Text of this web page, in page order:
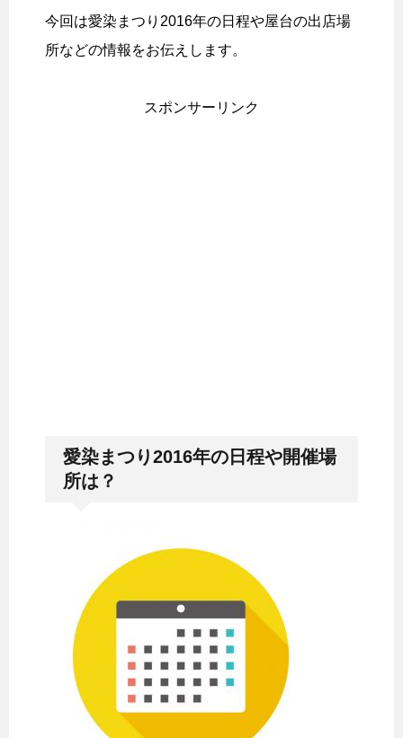
今回は愛染まつり2016年の日程や屋台の出店場
所などの情報をお伝えします。
スポンサーリンク
愛染まつり2016年の日程や開催場
所は？